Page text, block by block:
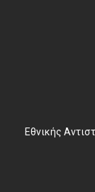
Εθνικής